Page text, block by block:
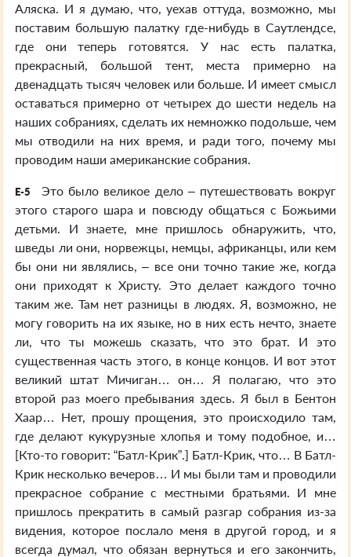
Аляска. И я думаю, что, уехав оттуда, возможно, мы
поставим большую палатку где-нибудь в Саутлендсе,
где они теперь готовятся. У нас есть палатка,
прекрасный, большой тент, места примерно на
двенадцать тысяч человек или больше. И имеет смысл
оставаться примерно от четырех до шести недель на
наших собраниях, сделать их немножко подольше, чем
мы отводили на них время, и ради того, почему мы
проводим наши американские собрания.
E-5
Это было великое дело – путешествовать вокруг
этого старого шара и повсюду общаться с Божьими
детьми. И знаете, мне пришлось обнаружить, что,
шведы ли они, норвежцы, немцы, африканцы, или кем
бы они ни являлись, – все они точно такие же, когда
они приходят к Христу. Это делает каждого точно
таким же. Там нет разницы в людях. Я, возможно, не
могу говорить на их языке, но в них есть нечто, знаете
ли, что ты можешь сказать, что это брат. И это
существенная часть этого, в конце концов. И вот этот
великий штат Мичиган… он… Я полагаю, что это
второй раз моего пребывания здесь. Я был в Бентон
Хаар… Нет, прошу прощения, это происходило там,
где делают кукурузные хлопья и тому подобное, и…
[Кто-то говорит: “Батл-Крик”.] Батл-Крик, что… В Батл-
Крик несколько вечеров… И мы были там и проводили
прекрасное собрание с местными братьями. И мне
пришлось прекратить в самый разгар собрания из-за
видения, которое послало меня в другой город, и я
всегда думал, что обязан вернуться и его закончить,